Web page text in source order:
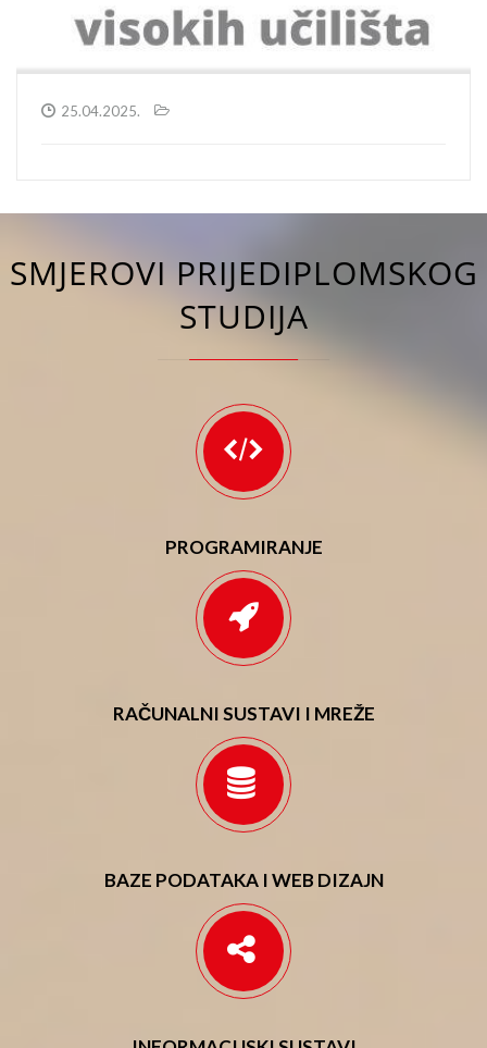
25.04.2025.
SMJEROVI PRIJEDIPLOMSKOG
STUDIJA
PROGRAMIRANJE
RAČUNALNI SUSTAVI I MREŽE
BAZE PODATAKA I WEB DIZAJN